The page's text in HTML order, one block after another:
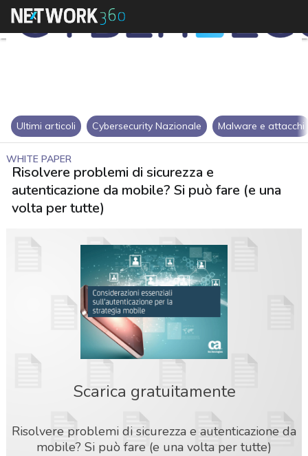
Ultimi articoli Cybersecurity Nazionale Malware e attacchi
WHITE PAPER
Risolvere problemi di sicurezza e
autenticazione da mobile? Si può fare (e una
volta per tutte)
Scarica gratuitamente
Risolvere problemi di sicurezza e autenticazione da
mobile? Si può fare (e una volta per tutte)